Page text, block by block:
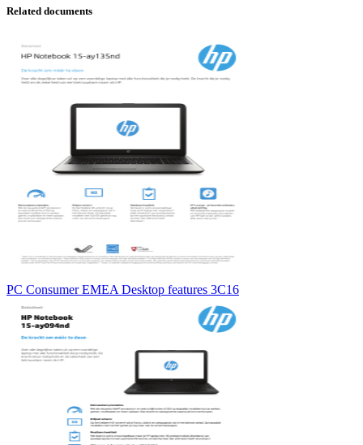
Related documents
PC Consumer EMEA Desktop features 3C16